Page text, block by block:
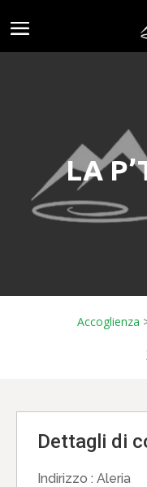
LA
Accoglienza
Dettagli di
Indirizzo : Aleria